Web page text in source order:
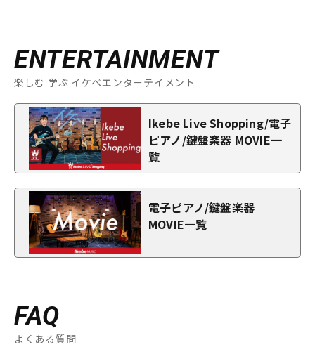
ENTERTAINMENT
楽しむ 学ぶ イケベエンターテイメント
Ikebe Live Shopping/電子
ピアノ/鍵盤楽器 MOVIE一
覧
電子ピアノ/鍵盤楽器
MOVIE一覧
FAQ
よくある質問